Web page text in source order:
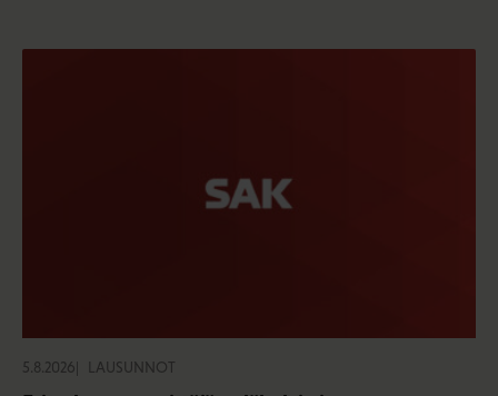
5.8.2026 LAUSUNNOT